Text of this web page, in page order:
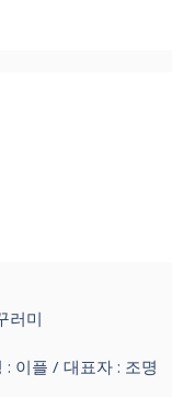
러미
이플 / 대표자 : 조명